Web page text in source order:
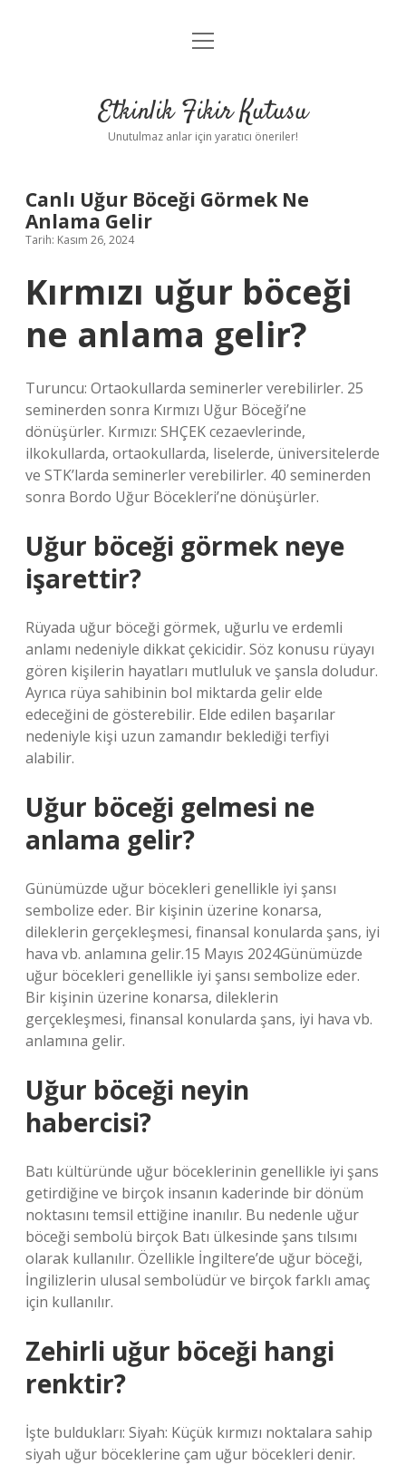
Anasayfa
Yasal Uyarı
menüyü
Etkinlik Fikir Kutusu
Unutulmaz anlar için yaratıcı öneriler!
Canlı Uğur Böceği Görmek Ne
Anlama Gelir
Tarih: Kasım 26, 2024
Kırmızı uğur böceği
ne anlama gelir?
Turuncu: Ortaokullarda seminerler verebilirler. 25
seminerden sonra Kırmızı Uğur Böceği’ne
dönüşürler. Kırmızı: SHÇEK cezaevlerinde,
ilkokullarda, ortaokullarda, liselerde, üniversitelerde
ve STK’larda seminerler verebilirler. 40 seminerden
sonra Bordo Uğur Böcekleri’ne dönüşürler.
Uğur böceği görmek neye
işarettir?
Rüyada uğur böceği görmek, uğurlu ve erdemli
anlamı nedeniyle dikkat çekicidir. Söz konusu rüyayı
gören kişilerin hayatları mutluluk ve şansla doludur.
Ayrıca rüya sahibinin bol miktarda gelir elde
edeceğini de gösterebilir. Elde edilen başarılar
nedeniyle kişi uzun zamandır beklediği terfiyi
alabilir.
Uğur böceği gelmesi ne
anlama gelir?
Günümüzde uğur böcekleri genellikle iyi şansı
sembolize eder. Bir kişinin üzerine konarsa,
dileklerin gerçekleşmesi, finansal konularda şans, iyi
hava vb. anlamına gelir.15 Mayıs 2024Günümüzde
uğur böcekleri genellikle iyi şansı sembolize eder.
Bir kişinin üzerine konarsa, dileklerin
gerçekleşmesi, finansal konularda şans, iyi hava vb.
anlamına gelir.
Uğur böceği neyin
habercisi?
Batı kültüründe uğur böceklerinin genellikle iyi şans
getirdiğine ve birçok insanın kaderinde bir dönüm
noktasını temsil ettiğine inanılır. Bu nedenle uğur
böceği sembolü birçok Batı ülkesinde şans tılsımı
olarak kullanılır. Özellikle İngiltere’de uğur böceği,
İngilizlerin ulusal sembolüdür ve birçok farklı amaç
için kullanılır.
Zehirli uğur böceği hangi
renktir?
İşte buldukları: Siyah: Küçük kırmızı noktalara sahip
siyah uğur böceklerine çam uğur böcekleri denir.